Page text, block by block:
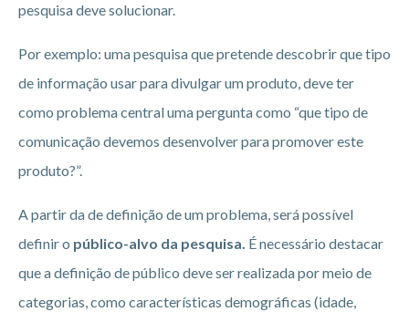
pesquisa deve solucionar.
Por exemplo: uma pesquisa que pretende descobrir que tipo
de informação usar para divulgar um produto, deve ter
como problema central uma pergunta como “que tipo de
comunicação devemos desenvolver para promover este
produto?”.
A partir da de definição de um problema, será possível
definir o público-alvo da pesquisa. É necessário destacar
que a definição de público deve ser realizada por meio de
categorias, como características demográficas (idade,